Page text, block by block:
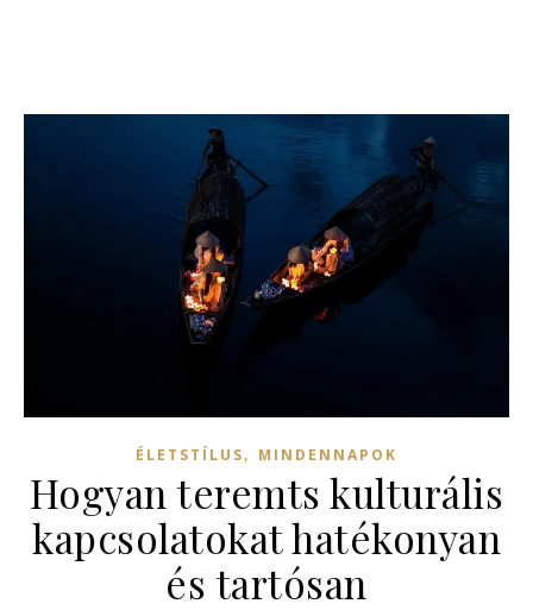
ÉLETSTÍLUS, MINDENNAPOK
Hogyan teremts kulturális
kapcsolatokat hatékonyan
és tartósan